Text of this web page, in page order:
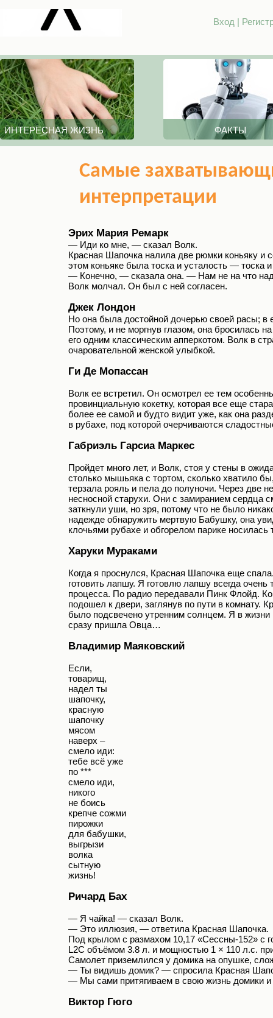
Вход |
ИНТЕРЕСНАЯ ЖИЗНЬ ФАКТЫ
Самые
интерпретации
Эрих Мария Ремарк
— Иди ко мне, — сказал Волк.
Красная Шапочка налила две рюмки коньяку и
этом коньяке была тоска и усталость — тоска
— Конечно, — сказала она. — Нам не на что
Волк молчал. Он был с ней согласен.
Джек Лондон
Но она была достойной дочерью своей расы; в
Поэтому, и не моргнув глазом, она бросилась
его одним классическим апперкотом. Волк в
очаровательной женской улыбкой.
Ги Де Мопассан
Волк ее встретил. Он осмотрел ее тем
провинциальную кокетку, которая все еще
более ее самой и будто видит уже, как она
в рубахе, под которой очерчиваются
Габриэль Гарсиа Маркес
Пройдет много лет, и Волк, стоя у стены в
столько мышьяка с тортом, сколько хватило
терзала рояль и пела до полуночи. Через две
несносной старухи. Они с замиранием сердца
заткнули уши, но зря, потому что не было
надежде обнаружить мертвую Бабушку, она
клочьями рубахе и обгорелом парике
Харуки Мураками
Когда я проснулся, Красная Шапочка еще
готовить лапшу. Я готовлю лапшу всегда
процесса. По радио передавали Пинк Флойд.
подошел к двери, заглянув по пути в
было подсвечено утренним солнцем. Я в
сразу пришла Овца…
Владимир Маяковский
Если,
товарищ,
надел ты
шапочку,
красную
шапочку
мясом
наверх –
смело иди:
тебе всё уже
по ***
смело иди,
никого
не боись
крепче сожми
пирожки
для бабушки,
выгрызи
волка
сытную
жизнь!
Ричард Бах
— Я чайка! — сказал Волк.
— Это иллюзия, — ответила Красная Шапочка.
Под крылом с размахом 10,17 «Сессны-152» с
L2C объёмом 3.8 л. и мощностью 1 × 110 л.с.
Самолет приземлился у домика на опушке,
— Ты видишь домик? — спросила Красная
— Мы сами притягиваем в свою жизнь домики
Виктор Гюго